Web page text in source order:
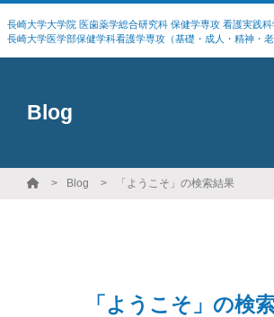
長崎大学大学院 医歯薬学総合研究科 保健学専攻 看護実践
長崎大学医学部保健学科看護学専攻（基礎・成人・精神・老
Blog
Blog 「ようこそ」の検索結果
「ようこそ」の検